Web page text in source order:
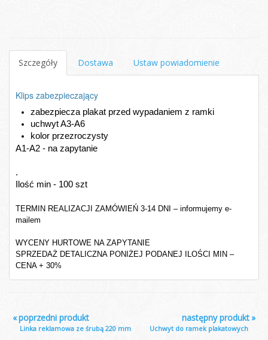
Szczegóły Dostawa Ustaw powiadomienie
Klips zabezpieczający
zabezpiecza plakat przed wypadaniem z ramki
uchwyt A3-A6
kolor przezroczysty
A1-A2 - na zapytanie
.
Ilość min - 100 szt
TERMIN REALIZACJI ZAMÓWIEŃ 3-14 DNI – informujemy e-
mailem
WYCENY HURTOWE NA ZAPYTANIE
SPRZEDAŻ DETALICZNA PONIŻEJ PODANEJ ILOŚCI MIN –
CENA + 30%
«poprzedni produkt
Linka reklamowa ze śrubą 220 mm
»
następny produkt
Uchwyt do ramek plakatowych